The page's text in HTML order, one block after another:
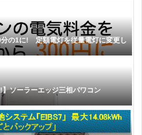
の1に! 定額電灯を従量電灯に変更し
!】ソーラーエッジ三相パワコン